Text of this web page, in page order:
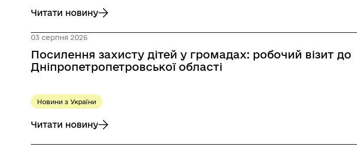
Читати новину
до Разом із першими речами для немовляти — перша колискова:
03 серпня 2026
Посилення захисту дітей у громадах: робочий візит до
Дніпропетропетровської області
Новини з України
Читати новину
до Посилення захисту дітей у громадах: робочий візит до